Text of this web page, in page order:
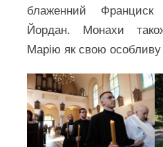
блаженний
Йордан. Монахи
Марію як свою особливу